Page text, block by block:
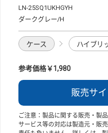
LN-25SQ1UKHGYH
ダークグレー/H
ケース ハイブリ
参考価格￥1,980
販売サ
ご注意：製品に関する販売・製
サービス等の対応は製造元・販